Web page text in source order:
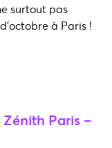
surtout pas
à Paris !
Paris –